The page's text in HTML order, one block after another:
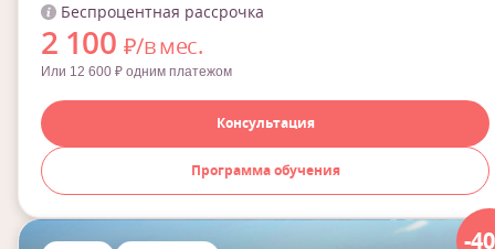
Беспроцентная рассрочка
2 100 ₽/в мес.
Или 12 600 ₽ одним платежом
Консультация
Программа обучения
-